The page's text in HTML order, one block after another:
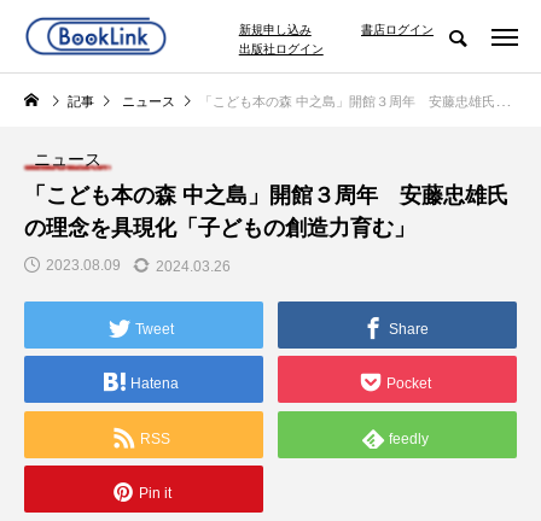
新規申し込み
書店ログイン
出版社ログイン
記事 ニュース 「こども本の森 中之島」開館３周年 安藤忠雄氏の理念を具現化「子どもの創造力育む」
ニュース
「こども本の森 中之島」開館３周年 安藤忠雄氏
の理念を具現化「子どもの創造力育む」
2023.08.09 2024.03.26
Tweet Share
Hatena Pocket
RSS feedly
Pin it